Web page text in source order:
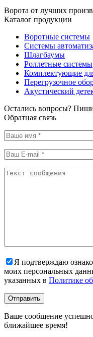
Ворота от лучших
Каталог продукции
Воротные системы
Системы
Шлагбаумы
Роллетные системы
Комплектующие
Перегрузочное
Акустический
Остались вопросы?
Обратная связь
Я подтверждаю
моих персональных
указанных в Политике
Ваше сообщение
ближайшее время!